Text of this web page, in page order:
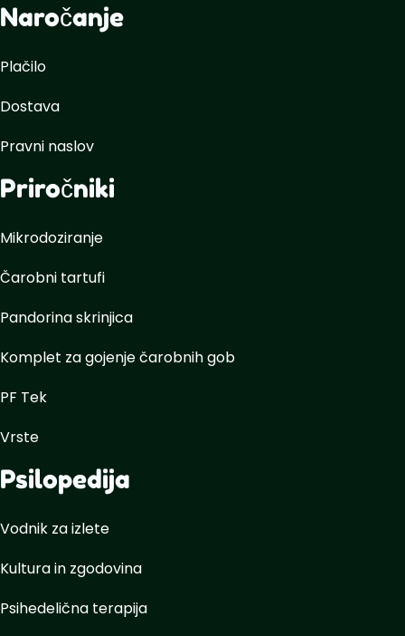
Naročanje
Plačilo
Dostava
Pravni naslov
Priročniki
Mikrodoziranje
Čarobni tartufi
Pandorina skrinjica
Komplet za gojenje čarobnih gob
PF Tek
Vrste
Psilopedija
Vodnik za izlete
Kultura in zgodovina
Psihedelična terapija